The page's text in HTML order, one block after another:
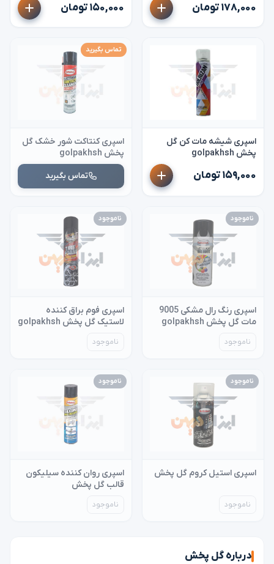
۱۷۸,۰۰۰ تومان ۱۵۰,۰۰۰ تومان
اسپری شیشه مات کن گل
پخش golpakhsh
۱۵۹,۰۰۰ تومان
تماس بگیرید
اسپری کنتاکت شور خشک گل
پخش golpakhsh
تماس بگیرید
ناموجود
اسپری رنگ رال مشکی 9005
مات گل پخش golpakhsh
ناموجود
ناموجود
اسپری فوم براق کننده
لاستیک گل پخش golpakhsh
ناموجود
ناموجود
اسپری استیل کروم گل پخش
ناموجود
ناموجود
اسپری روان کننده سیلیکون
قالب گل پخش
ناموجود
درباره گل پخش